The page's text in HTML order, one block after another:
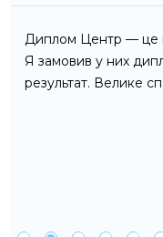
Диплом Центр — це
Я замовив у них
результат. Велике